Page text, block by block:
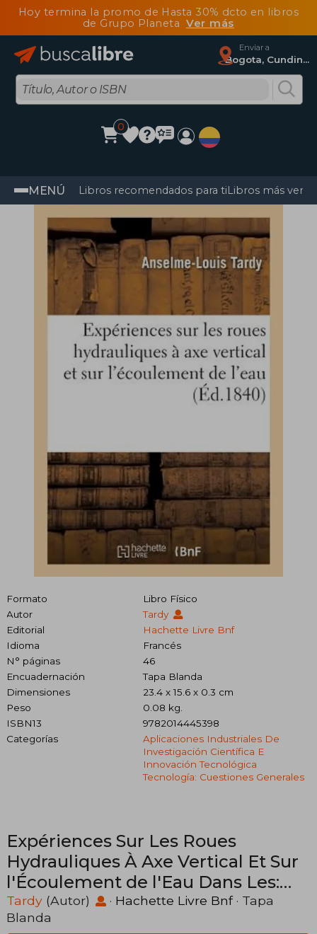
Hoy termina la promo de Hasta 30% dcto en libros
de Grupo Planeta Ver más
Enviar a
Bogota, Cundinamarca
0
MENÚ Libros recomendados para tiLibros más
Formato
Libro Físico
Autor
Tardy
Editorial
Hachette Livre Bnf
Idioma
Francés
N° páginas
46
Encuadernación
Tapa Blanda
Dimensiones
23.4 x 15.6 x 0.3 cm
Peso
0.08 kg.
ISBN13
9782014445398
Categorías
Aplicaciones Industriales De
Investigación Científica E
Innovación Tecnológica
Tecnología: Cuestiones Generales
Expériences Sur Les Roues
Hydrauliques À Axe Vertical Et Sur
l'Écoulement de l'Eau Dans Les:
Coursiers Et Dans Les Buses de
Forme Pyramidale (en Francés)
Tardy (Autor) · Hachette Livre Bnf· Tapa
Blanda